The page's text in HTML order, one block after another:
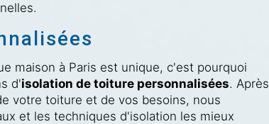
maison à Paris est unique, c'est pourquoi
d'isolation de toiture personnalisées. Après
votre toiture et de vos besoins, nous
et les techniques d'isolation les mieux